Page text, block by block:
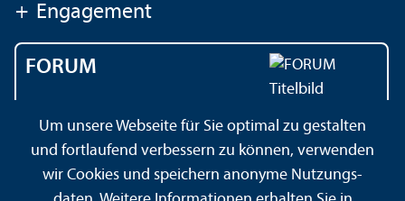
+ Engagement
FORUM
Universität Mannheim
Um unsere Webseite für Sie optimal zu gestalten
und fortlaufend verbessern zu können, verwenden
wir Cookies und speichern anonyme Nutzungs­